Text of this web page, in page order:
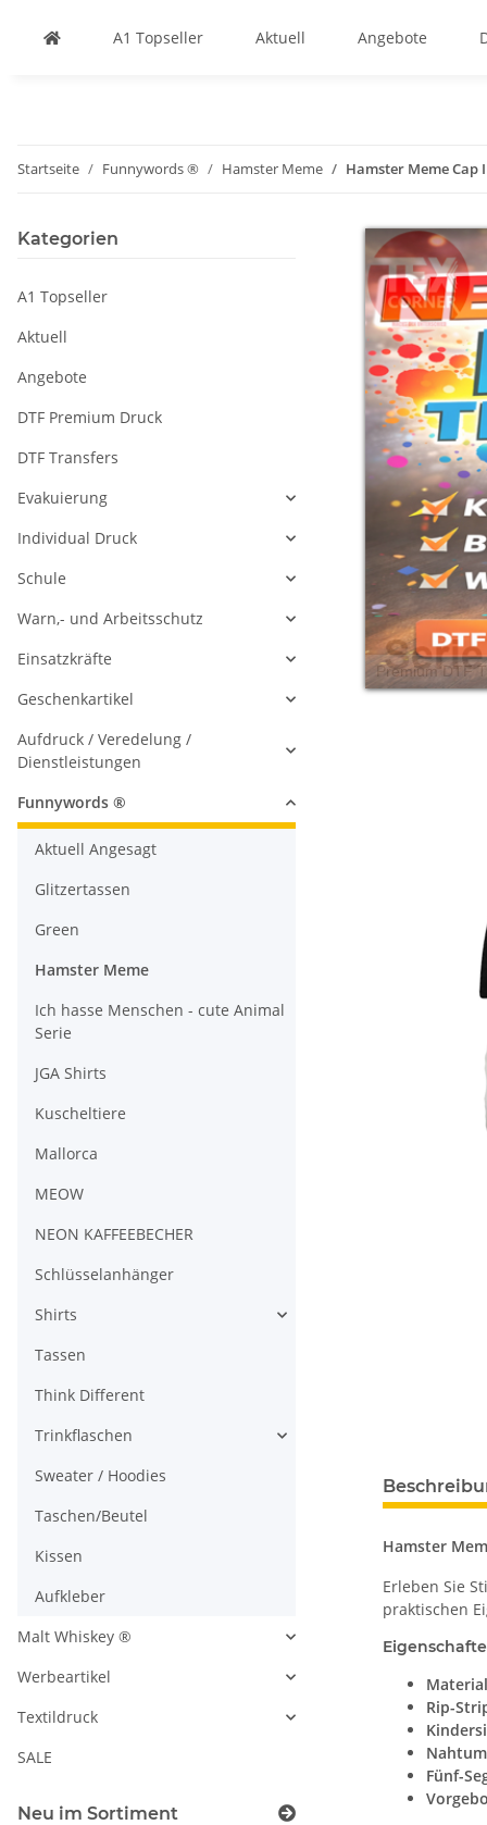
A1 Topseller Aktuell Angebote
Startseite Funnywords ® Hamster Meme Hamster Meme Cap
Hamster
Erleben Sie
praktischen
Material
Rip-
Fünf-
Kategorien
A1 Topseller
Aktuell
Angebote
DTF Premium Druck
DTF Transfers
Evakuierung
Individual Druck
Schule
Warn,- und Arbeitsschutz
Einsatzkräfte
Geschenkartikel
Aufdruck / Veredelung /
Dienstleistungen
Funnywords ®
Aktuell Angesagt
Glitzertassen
Green
Hamster Meme
Ich hasse Menschen - cute Animal
Serie
JGA Shirts
Kuscheltiere
Mallorca
MEOW
NEON KAFFEEBECHER
Schlüsselanhänger
Shirts
Tassen
Think Different
Trinkflaschen
Sweater / Hoodies
Taschen/Beutel
Kissen
Aufkleber
Malt Whiskey ®
Werbeartikel
Textildruck
SALE
Neu im Sortiment